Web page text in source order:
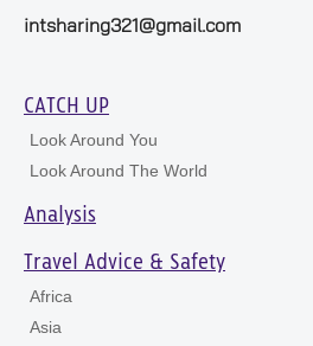
intsharing321@gmail.com
CATCH UP
Look Around You
Look Around The World
Analysis
Travel Advice & Safety
Africa
Asia